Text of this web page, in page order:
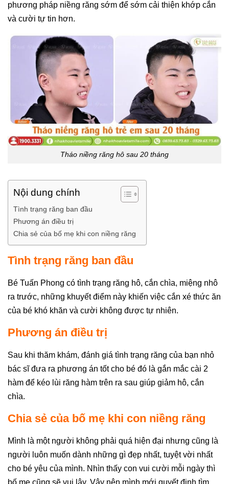
phương pháp niềng răng sớm để sớm cải thiện khớp cắn
và cười tự tin hơn.
Tháo niềng răng hô sau 20 tháng
Nội dung chính
Tình trạng răng ban đầu
Phương án điều trị
Chia sẻ của bố mẹ khi con niềng răng
Tình trạng răng ban đầu
Bé Tuấn Phong có tình trạng răng hô, cắn chìa, miệng nhô
ra trước, những khuyết điểm này khiến việc cắn xé thức ăn
của bé khó khăn và cười không được tự nhiên.
Phương án điều trị
Sau khi thăm khám, đánh giá tình trạng răng của bạn nhỏ
bác sĩ đưa ra phương án tốt cho bé đó là gắn mắc cài 2
hàm để kéo lùi răng hàm trên ra sau giúp giảm hô, cắn
chìa.
Chia sẻ của bố mẹ khi con niềng răng
Mình là một người không phải quá hiện đại nhưng cũng là
người luôn muốn dành những gì đẹp nhất, tuyệt vời nhất
cho bé yêu của mình. Nhìn thấy con vui cười mỗi ngày thì
bố mẹ cũng sẽ vui lây. Vậy nên mình mới quyết định tìm